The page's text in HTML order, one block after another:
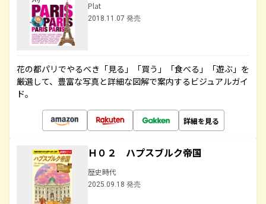
Plat
2018.11.07 発売
花の都パリでやるべき「見る」「買う」「食べる」「遊ぶ」を
厳選して、豊富な写真と詳細な図解で案内するビジュアルガイ
ド。
詳細を見る
Ｈ０２ ハプスブルク帝国
歴史時代
2025.09.18 発売